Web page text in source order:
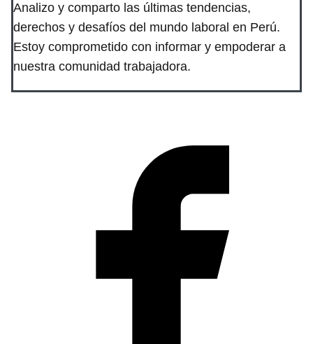
Analizo y comparto las últimas tendencias,
derechos y desafíos del mundo laboral en Perú.
Estoy comprometido con informar y empoderar a
nuestra comunidad trabajadora.